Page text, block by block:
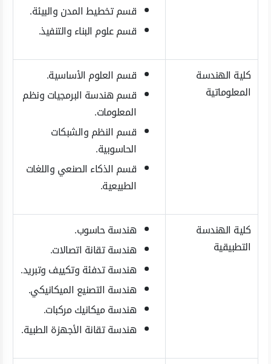
قسم تخطيط المدن والبيئة.
قسم علوم البناء والتنفيذ.
كلية الهندسة
المعلوماتية
قسم العلوم الأساسية.
قسم هندسة البرمجيات ونظم
المعلومات.
قسم النظم والشبكات
الحاسوبية.
قسم الذكاء الصنعي واللغات
الطبيعية.
كلية الهندسة
التطبيقية
هندسة حاسوب.
هندسة تقانة اتصالات.
هندسة تدفئة وتكييف وتبريد.
هندسة التصنيع الميكانيكي.
هندسة ميكانيك مركبات.
هندسة تقانة الأجهزة الطبية.